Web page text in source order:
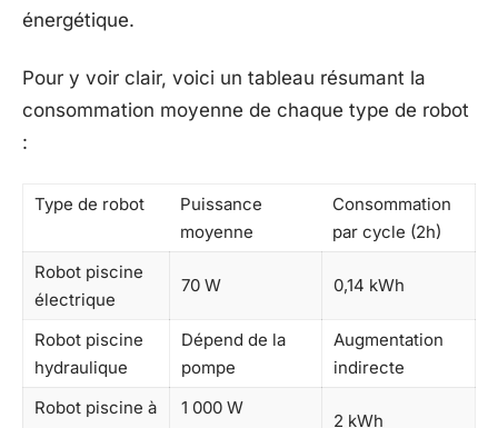
énergétique.
Pour y voir clair, voici un tableau résumant la
consommation moyenne de chaque type de robot
:
Type de robot
Puissance
moyenne
Consommation
par cycle (2h)
Robot piscine
électrique
70 W 0,14 kWh
Robot piscine
hydraulique
Dépend de la
pompe
Augmentation
indirecte
Robot piscine à
1 000 W
2 kWh